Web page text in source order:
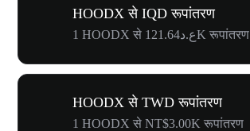
HOODX से IQD रूपांतरण
1 HOODX से ع.د121.64K रूपांतरण
HOODX से TWD रूपांतरण
1 HOODX से NT$3.00K रूपांतरण